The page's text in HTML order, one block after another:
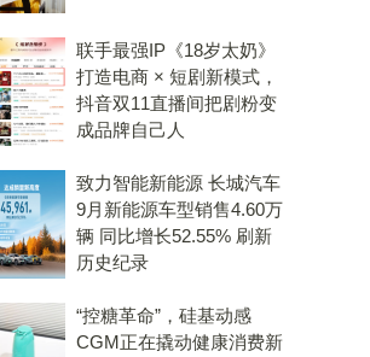
联手最强IP《18岁太奶》
打造电商 × 短剧新模式，
抖音双11直播间把剧粉变
成品牌自己人
致力智能新能源 长城汽车
9月新能源车型销售4.60万
辆 同比增长52.55% 刷新
历史纪录
“控糖革命”，硅基动感
CGM正在撬动健康消费新